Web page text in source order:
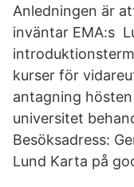
Anledningen är
inväntar EMA:s
kurser för
antagning
universitet
Besöksadress:
Lund Karta på